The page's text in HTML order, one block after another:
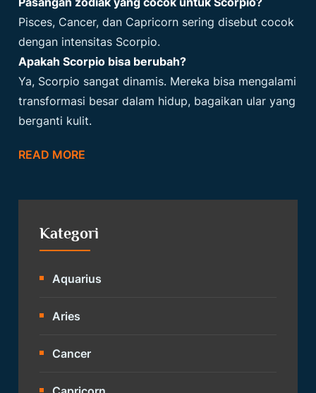
Pisces, Cancer, dan Capricorn sering disebut cocok
dengan intensitas Scorpio.
Apakah Scorpio bisa berubah?
Ya, Scorpio sangat dinamis. Mereka bisa mengalami
transformasi besar dalam hidup, bagaikan ular yang
berganti kulit.
READ MORE
Kategori
Aquarius
Aries
Cancer